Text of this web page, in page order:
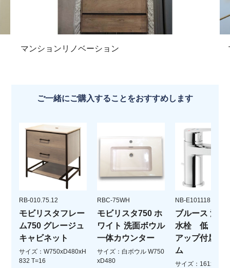
マンションリノベーション
ご一緒にご購入することをおすすめします
RB-010.75.12
モビリスタフレー
ム750 グレージュ
キャビネット
サイズ：W750xD480xH
832 T=16
RBC-75WH
モビリスタ750 ホ
ワイト 洗面ボウル
一体カウンター
サイズ：白ボウル W750
xD480
NB-E101118.1CR
ブルース 湯水
水栓 低 ポ
アップ付属 ク
ム
サイズ：